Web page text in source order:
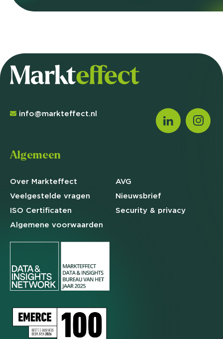
info@markteffect.nl
Algemeen
Over Markteffect
Veelgestelde vragen
ISO Certificaten
Algemene voorwaarden
AVG
Nieuwsbrief
Security & privacy